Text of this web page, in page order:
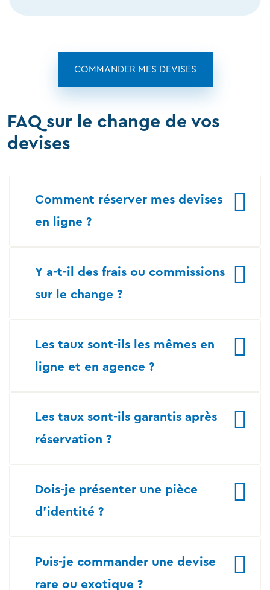
COMMANDER MES DEVISES
FAQ sur le change de vos
devises
Comment réserver mes devises
en ligne ?
Y a-t-il des frais ou commissions
sur le change ?
Les taux sont-ils les mêmes en
ligne et en agence ?
Les taux sont-ils garantis après
réservation ?
Dois-je présenter une pièce
d’identité ?
Puis-je commander une devise
rare ou exotique ?